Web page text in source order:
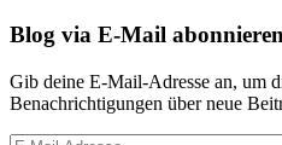
Blog via E-Mail abonnieren
Gib deine E-Mail-Adresse an, um
Benachrichtigungen über neue